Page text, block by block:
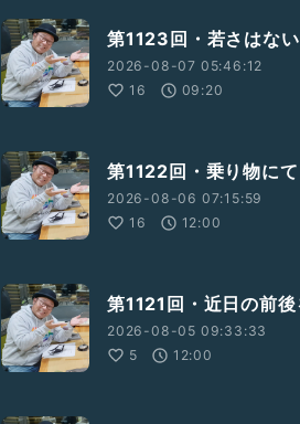
第1123回・若さはな
2026-08-07 05:46:12
16
09:20
第1122回・乗り物にて
2026-08-06 07:15:59
16
12:00
第1121回・近日の前後
2026-08-05 09:33:33
5
12:00